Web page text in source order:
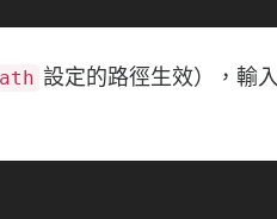
設定的路徑生效），輸入